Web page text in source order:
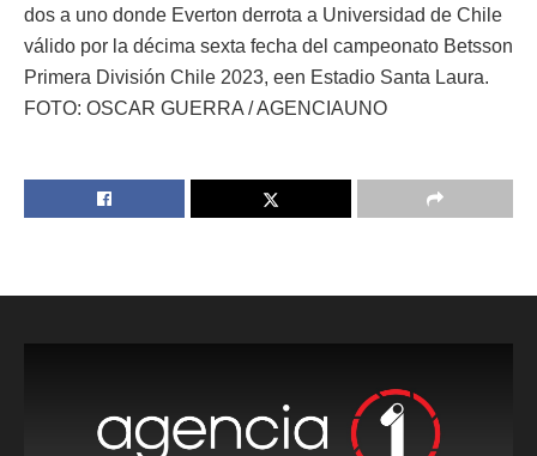
dos a uno donde Everton derrota a Universidad de Chile
válido por la décima sexta fecha del campeonato Betsson
Primera División Chile 2023, een Estadio Santa Laura.
FOTO: OSCAR GUERRA / AGENCIAUNO